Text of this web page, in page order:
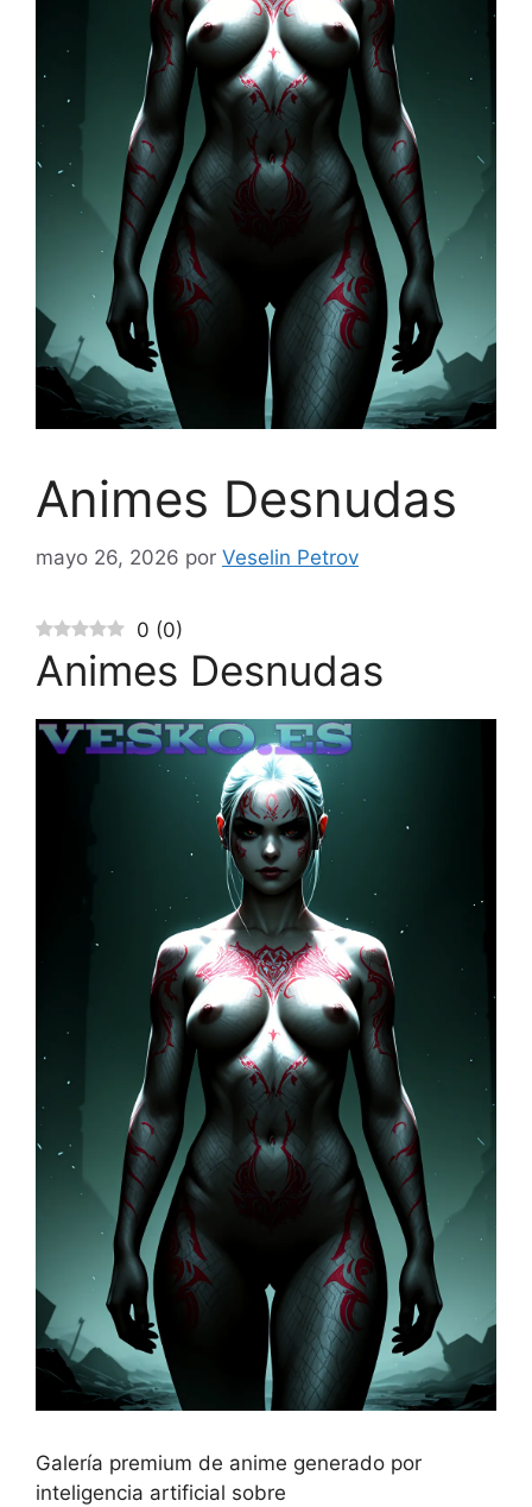
Animes Desnudas
mayo 26, 2026 por Veselin Petrov
0 (0)
Animes Desnudas
Galería premium de anime generado por
inteligencia artificial sobre